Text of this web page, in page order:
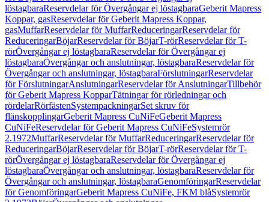
löstagbaraReservdelar för Övergångar ej löstagbaraGeberit Mapress
Koppar, gasReservdelar för Geberit Mapress Koppar,
gasMuffarReservdelar för MuffarReduceringarReservdelar för
ReduceringarBöjarReservdelar för BöjarT-rörReservdelar för T-
rörÖvergångar ej löstagbaraReservdelar för Övergångar ej
löstagbaraÖvergångar och anslutningar, löstagbaraReservdelar för
Övergångar och anslutningar, löstagbaraFörslutningarReservdelar
för FörslutningarAnslutningarReservdelar för AnslutningarTillbehör
för Geberit Mapress KopparTätningar för rörledningar och
rördelarRörfästenSystempackningarSet skruv för
flänskopplingarGeberit Mapress CuNiFeGeberit Mapress
CuNiFeReservdelar för Geberit Mapress CuNiFeSystemrör
2.1972MuffarReservdelar för MuffarReduceringarReservdelar för
ReduceringarBöjarReservdelar för BöjarT-rörReservdelar för T-
rörÖvergångar ej löstagbaraReservdelar för Övergångar ej
löstagbaraÖvergångar och anslutningar, löstagbaraReservdelar för
Övergångar och anslutningar, löstagbaraGenomföringarReservdelar
för GenomföringarGeberit Mapress CuNiFe, FKM blåSystemrör